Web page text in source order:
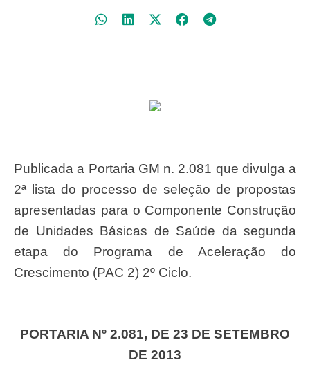
Publicada a Portaria GM n. 2.081 que divulga a
2ª lista do processo de seleção de propostas
apresentadas para o Componente Construção
de Unidades Básicas de Saúde da segunda
etapa do Programa de Aceleração do
Crescimento (PAC 2) 2º Ciclo.
PORTARIA Nº 2.081, DE 23 DE SETEMBRO
DE 2013